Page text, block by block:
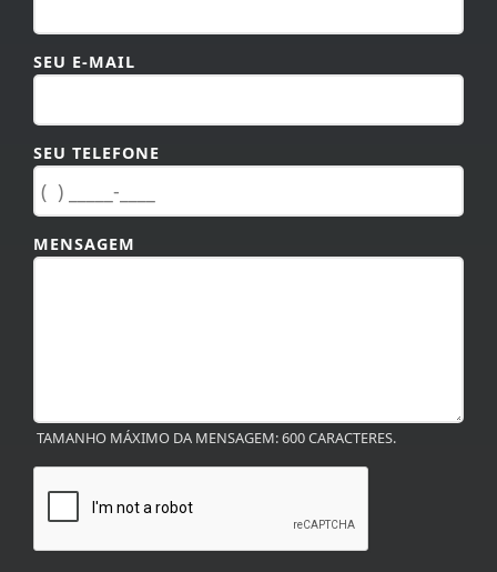
SEU E-MAIL
SEU TELEFONE
MENSAGEM
TAMANHO MÁXIMO DA MENSAGEM: 600 CARACTERES.